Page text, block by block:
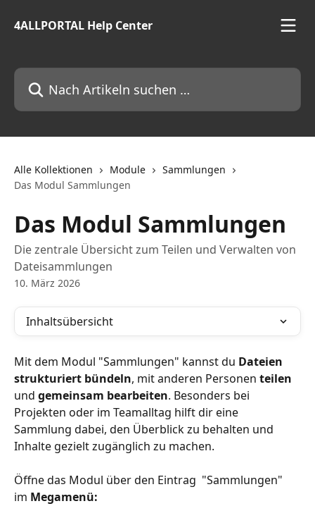
4ALLPORTAL Help Center
Nach Artikeln suchen …
Alle Kollektionen Module
Sammlungen
Das Modul Sammlungen
Das Modul Sammlungen
Die zentrale Übersicht zum Teilen und Verwalten von
Dateisammlungen
10. März 2026
Inhaltsübersicht
Mit dem Modul "Sammlungen" kannst du Dateien
strukturiert bündeln, mit anderen Personen teilen
und gemeinsam bearbeiten. Besonders bei
Projekten oder im Teamalltag hilft dir eine
Sammlung dabei, den Überblick zu behalten und
Inhalte gezielt zugänglich zu machen.
Öffne das Modul über den Eintrag "Sammlungen"
im Megamenü: